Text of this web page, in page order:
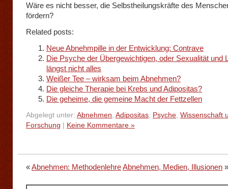
Wäre es nicht besser, die Selbstheilungskräfte des
fördern?
Related posts:
Neue Abnehmpille in der Entwicklung: Contrave
Die Psyche der Übergewichtigen, oder Sexualität und
längst nicht alles
Weißer Tee – wirksam beim Abnehmen?
Die gleiche Therapie bei Krebs und Adipositas?
Die geheime, die gemeine Macht der Fettzellen
Abgelegt unter: Abnehmen, Adipositas, Psyche, Wissenschaft
Forschung
Keine Kommentare »
«Abnehmen: MethodenlehreAbnehmen, Medien, Illusionen »